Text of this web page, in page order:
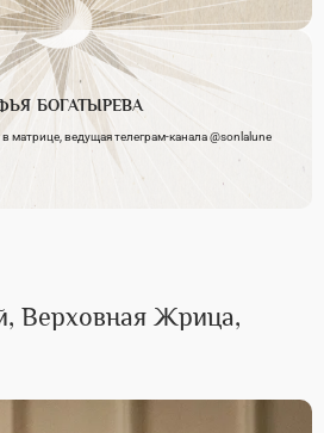
БОГАТЫРЕВА
в матрице, ведущая телеграм-канала @sonlalune
Верховная Жрица,